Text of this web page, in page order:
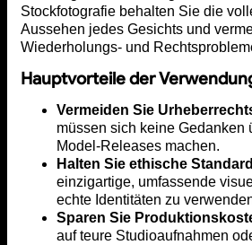
Stockfotografie behalten Sie die
Aussehen jedes Gesichts und
Wiederholungs- und
Hauptvorteile der
Vermeiden Sie
müssen sich keine Gedanken
Model-Releases machen.
Halten Sie ethische
einzigartige, umfassende
echte Identitäten zu
Sparen Sie
auf teure Studioaufnahmen